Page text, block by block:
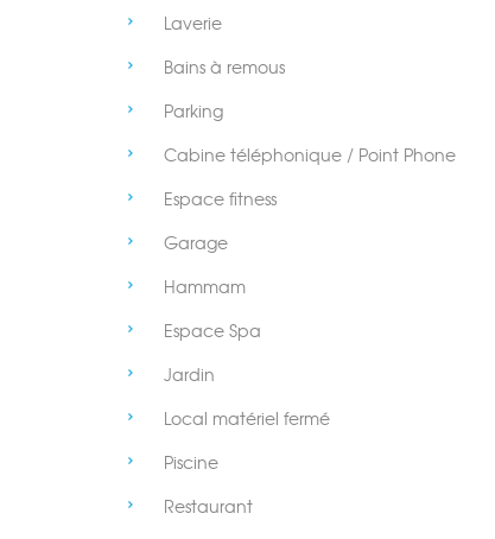
Laverie
Bains à remous
Parking
Cabine téléphonique / Point Phone
Espace fitness
Garage
Hammam
Espace Spa
Jardin
Local matériel fermé
Piscine
Restaurant